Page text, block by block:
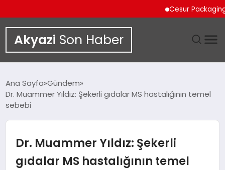
Cesur Packaging,
Akyazi Son Haber
SIYASET
Ana Sayfa Gündem
Dr. Muammer Yıldız: Şekerli gıdalar MS hastalığının temel
sebebi
Dr. Muammer Yıldız: Şekerli
gıdalar MS hastalığının temel